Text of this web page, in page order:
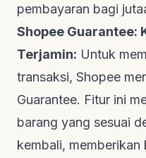
pembayaran bagi
Shopee Guarantee:
Terjamin: Untuk
transaksi, Shopee
Guarantee. Fitur ini
barang yang sesuai
kembali,